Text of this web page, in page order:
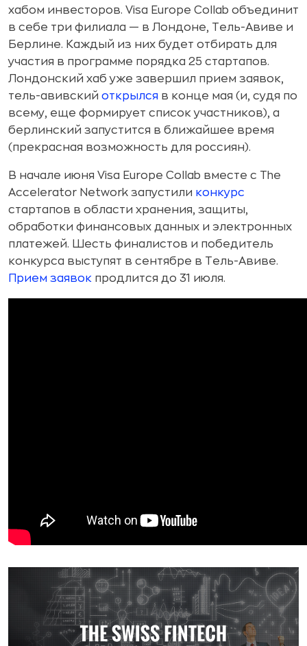
хабом инвесторов. Visa Europe Collab объединит
в себе три филиала — в Лондоне, Тель-Авиве и
Берлине. Каждый из них будет отбирать для
участия в программе порядка 25 стартапов.
Лондонский хаб уже завершил прием заявок,
тель-авивский открылся в конце мая (и, судя по
всему, еще формирует список участников), а
берлинский запустится в ближайшее время
(прекрасная возможность для россиян).
В начале июня Visa Europe Collab вместе с The
Accelerator Network запустили конкурс
стартапов в области хранения, защиты,
обработки финансовых данных и электронных
платежей. Шесть финалистов и победитель
конкурса выступят в сентябре в Тель-Авиве.
Прием заявок продлится до 31 июля.